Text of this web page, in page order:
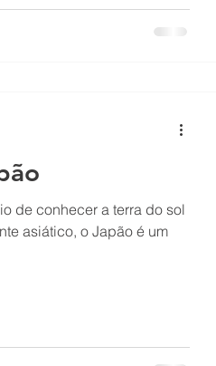
de conhecer a terra do sol
asiático, o Japão é um